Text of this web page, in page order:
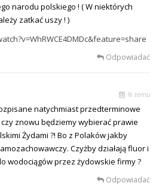
narodu polskiego ! ( W niektórych
zatkać uszy ! )
Odpowiadać
% temu
natychmiast przedterminowe
znowu będziemy wybierać prawie
Żydami ?! Bo z Polaków jakby
Czyżby działają fluor i
wodociągów przez żydowskie firmy ?
Odpowiadać